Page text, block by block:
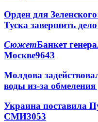
Орден для
Туска завершить дело
СюжетБанкет
Москве9643
Молдова
воды из-за обмеления
Украина поставила
СМИ3053